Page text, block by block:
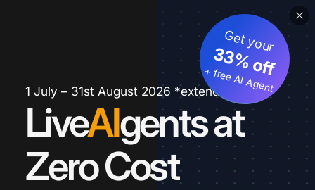
1 July – 31st August 2026 *extended
LiveAIgents at
Zero Cost
Get your
33% off
+ free AI Agent